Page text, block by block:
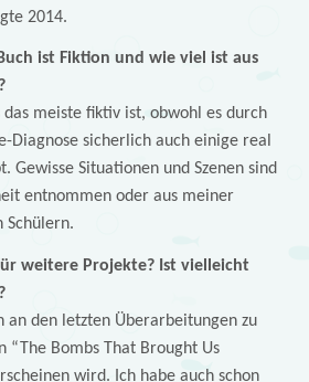
2014.
ist Fiktion und wie viel ist aus
das meiste fiktiv ist, obwohl es durch
Diagnose sicherlich auch einige real
Gewisse Situationen und Szenen sind
entnommen oder aus meiner
Schülern.
weitere Projekte? Ist vielleicht
den letzten Überarbeitungen zu
“The Bombs That Brought Us
wird. Ich habe auch schon